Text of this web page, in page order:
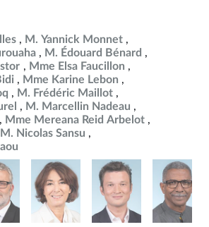
M. Yannick Monnet
M. Édouard Bénard
Mme Elsa Faucillon
Mme Karine Lebon
M. Frédéric Maillot
M. Marcellin Nadeau
Mme Mereana Reid Arbelot
M. Nicolas Sansu